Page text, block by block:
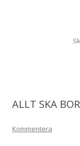
ALLT SKA
Kommentera